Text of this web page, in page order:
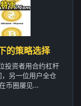
的策略选择
投资者用合约杠杆
另一位用户全仓
币圈屡见...